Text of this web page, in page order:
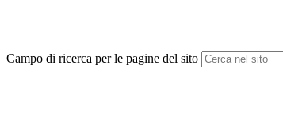
Campo di ricerca per le pagine del sito